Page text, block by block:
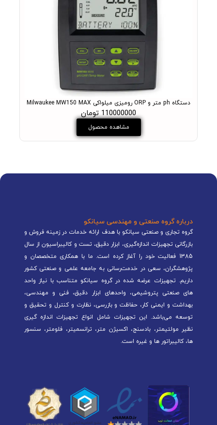
دستگاه ph متر و ORP رومیزی میلواکی Milwaukee MW150 MAX
110000000 تومان
مشاهده محصول
درباره گروه صنعتی و مهندسی سیانکو
گروه تجاری و صنعتی سیانکو با هدف ارائه خدمات در زمینه فروش و
بازرگانی تجهیزات اندازه‌گیری، ابزار دقیق، تست و کالیبراسیون از سال
1385 فعالیت خود را آغاز کرده است. ما با همکاری متخصصان و
پژوهشگران، سعی در خدمت‌رسانی به جامعه علمی و صنعتی کشور
داریم. تجهیزات عرضه شده در گروه سیانکو متناسب با نیاز واحد
های صنعتی پتروشیمی، واحدهای ابزار دقیق، فنی و مهندسی،
بهداشت و ایمنی کار، حفاظت و بازرسی، نظارت و کنترل و تحقیق و
توسعه می‌باشد. این تجهیزات شامل انواع تجهیزات اندازه گیری
نظیر مولتیمتر، بادسنج، اکسیژن متر، ترانسمیتر، فلومتر، سنسور
ها، کالیبراتور ها و غیره است.